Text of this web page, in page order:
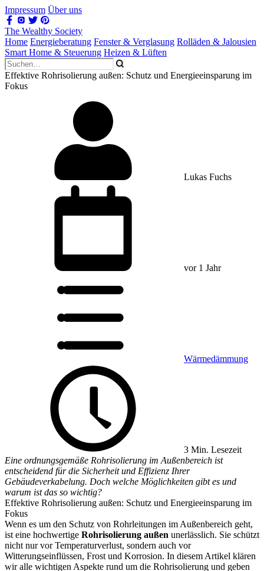
Impressum Über uns
The Wealthy Society
Home Energieberatung Fenster & Verglasung Rolläden & Jalousien
Smart Home & Steuerung Heizen & Lüften
Effektive Rohrisolierung außen: Schutz und Energieeinsparung im
Fokus
Lukas Fuchs
vor 1 Jahr
Wärmedämmung
3 Min. Lesezeit
Eine ordnungsgemäße Rohrisolierung im Außenbereich ist
entscheidend für die Sicherheit und Effizienz Ihrer
Gebäudeverkabelung. Doch welche Möglichkeiten gibt es und
warum ist das so wichtig?
Effektive Rohrisolierung außen: Schutz und Energieeinsparung im
Fokus
Wenn es um den Schutz von Rohrleitungen im Außenbereich geht,
ist eine hochwertige Rohrisolierung außen unerlässlich. Sie schützt
nicht nur vor Temperaturverlust, sondern auch vor
Witterungseinflüssen, Frost und Korrosion. In diesem Artikel klären
wir alle wichtigen Aspekte rund um die Rohrisolierung und geben